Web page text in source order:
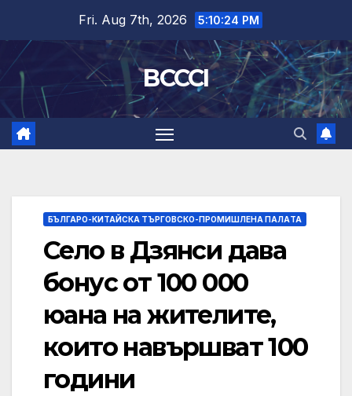
content
Fri. Aug 7th, 2026 5:10:24 PM
BCCCI
БЪЛГАРО-КИТАЙСКА ТЪРГОВСКО-ПРОМИШЛЕНА ПАЛAТА
Село в Дзянси дава
бонус от 100 000
юана на жителите,
които навършват 100
години